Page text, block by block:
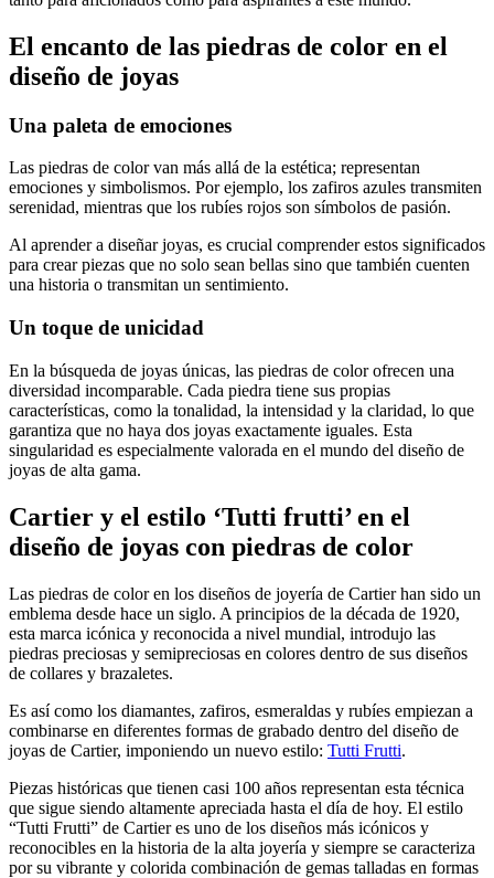
El encanto de las piedras de color en el
diseño de joyas
Una paleta de emociones
Las piedras de color van más allá de la estética; representan
emociones y simbolismos. Por ejemplo, los zafiros azules transmiten
serenidad, mientras que los rubíes rojos son símbolos de pasión.
Al aprender a diseñar joyas, es crucial comprender estos significados
para crear piezas que no solo sean bellas sino que también cuenten
una historia o transmitan un sentimiento.
Un toque de unicidad
En la búsqueda de joyas únicas, las piedras de color ofrecen una
diversidad incomparable. Cada piedra tiene sus propias
características, como la tonalidad, la intensidad y la claridad, lo que
garantiza que no haya dos joyas exactamente iguales. Esta
singularidad es especialmente valorada en el mundo del diseño de
joyas de alta gama.
Cartier y el estilo ‘Tutti frutti’ en el
diseño de joyas con piedras de color
Las piedras de color en los diseños de joyería de Cartier han sido un
emblema desde hace un siglo. A principios de la década de 1920,
esta marca icónica y reconocida a nivel mundial, introdujo las
piedras preciosas y semipreciosas en colores dentro de sus diseños
de collares y brazaletes.
Es así como los diamantes, zafiros, esmeraldas y rubíes empiezan a
combinarse en diferentes formas de grabado dentro del diseño de
joyas de Cartier, imponiendo un nuevo estilo: Tutti Frutti.
Piezas históricas que tienen casi 100 años representan esta técnica
que sigue siendo altamente apreciada hasta el día de hoy. El estilo
“Tutti Frutti” de Cartier es uno de los diseños más icónicos y
reconocibles en la historia de la alta joyería y siempre se caracteriza
por su vibrante y colorida combinación de gemas talladas en formas